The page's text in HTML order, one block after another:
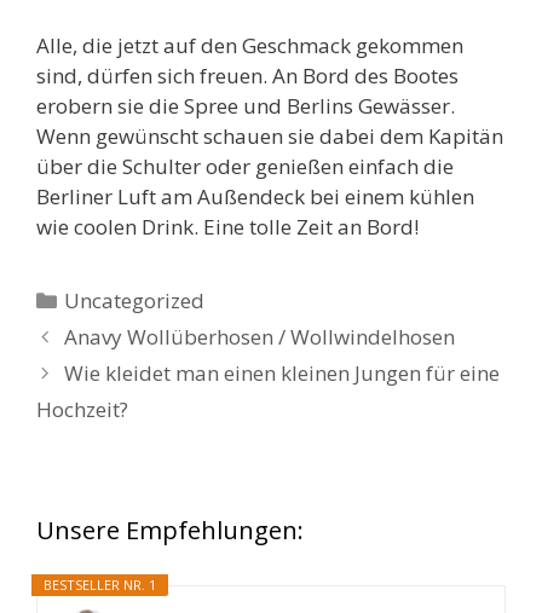
Alle, die jetzt auf den Geschmack gekommen
sind, dürfen sich freuen. An Bord des Bootes
erobern sie die Spree und Berlins Gewässer.
Wenn gewünscht schauen sie dabei dem Kapitän
über die Schulter oder genießen einfach die
Berliner Luft am Außendeck bei einem kühlen
wie coolen Drink. Eine tolle Zeit an Bord!
Kategorien
Uncategorized
Anavy Wollüberhosen / Wollwindelhosen
Wie kleidet man einen kleinen Jungen für eine
Hochzeit?
Unsere Empfehlungen:
BESTSELLER NR. 1